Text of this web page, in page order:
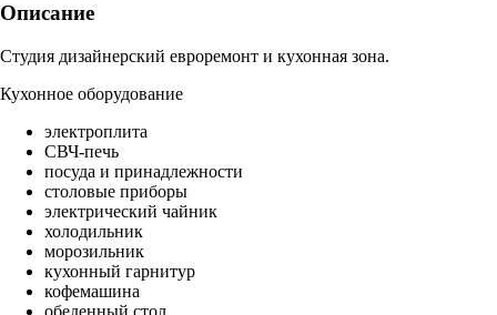
Описание
Студия дизайнерский евроремонт и кухонная зона.
Кухонное оборудование
электроплита
СВЧ-печь
посуда и принадлежности
столовые приборы
электрический чайник
холодильник
морозильник
кухонный гарнитур
кофемашина
обеденный стол